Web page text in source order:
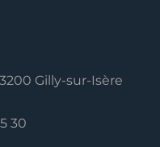
Gilly-sur-Isère
30